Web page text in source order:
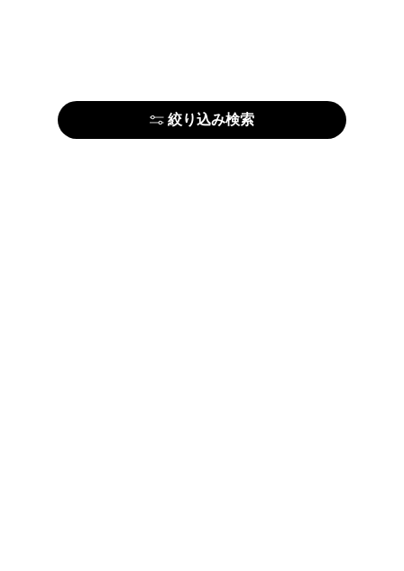
絞り込み検索